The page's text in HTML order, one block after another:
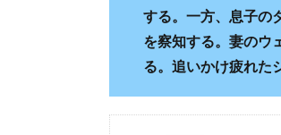
する。一方、息子の
を察知する。妻のウ
る。追いかけ疲れた